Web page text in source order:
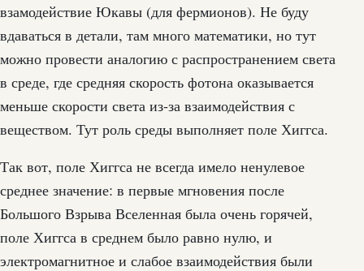
взамодействие Юкавы (для фермионов). Не буду
вдаваться в детали, там много математики, но тут
можно провести аналогию с распространением света
в среде, где средняя скорость фотона оказывается
меньше скорости света из-за взаимодействия с
веществом. Тут роль среды выполняет поле Хиггса.
Так вот, поле Хиггса не всегда имело ненулевое
среднее значение: в первые мгновения после
Большого Взрыва Вселенная была очень горячей,
поле Хиггса в среднем было равно нулю, и
электромагнитное и слабое взаимодействия были